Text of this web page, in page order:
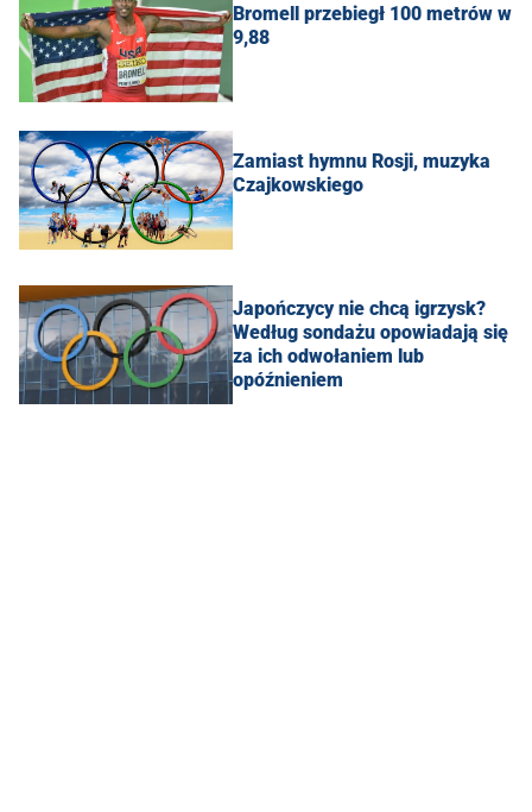
Bromell przebiegł 100 metrów w
9,88
Zamiast hymnu Rosji, muzyka
Czajkowskiego
Japończycy nie chcą igrzysk?
Według sondażu opowiadają się
za ich odwołaniem lub
opóźnieniem